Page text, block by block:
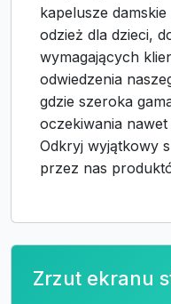
kapelusze
odzież dla dzieci,
wymagających
odwiedzenia
gdzie szeroka
oczekiwania
Odkryj wyjątkowy
przez nas
Zrzut ekranu